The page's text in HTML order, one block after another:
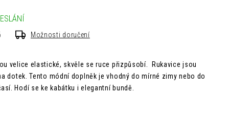
velice elastické, skvěle se ruce přizpůsobí. Rukavice jsou
dotek. Tento módní doplněk je vhodný do mírné zimy nebo do
Hodí se ke kabátku i elegantní bundě.
Možnosti doručení